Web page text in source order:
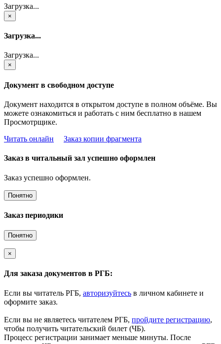
Загрузка...
×
Загрузка...
Загрузка...
×
Документ в свободном доступе
Документ находится в открытом доступе в полном объёме. Вы
можете ознакомиться и работать с ним бесплатно в нашем
Просмотрщике.
Читать онлайн
Заказ копии фрагмента
Заказ в читальный зал успешно оформлен
Заказ успешно оформлен.
Понятно
Заказ периодики
Понятно
×
Для заказа документов в РГБ:
Если вы читатель РГБ, авторизуйтесь в личном кабинете и
оформите заказ.
Если вы не являетесь читателем РГБ, пройдите регистрацию,
чтобы получить читательский билет (ЧБ).
Процесс регистрации занимает меньше минуты. После